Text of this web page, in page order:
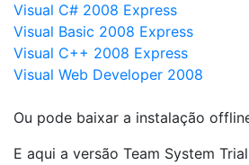
Visual C# 2008 Express
Visual Basic 2008 Express
Visual C++ 2008 Express
Visual Web Developer 2008
Ou pode baixar a instalação
E aqui a versão Team System